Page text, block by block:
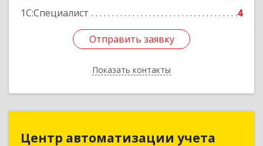
1С:Специалист
4
Отправить заявку
Показать контакты
Отправить заявку
Назад
Центр автоматизации учета